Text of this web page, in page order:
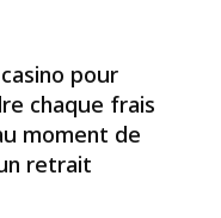
pour
chaque frais
moment de
retrait